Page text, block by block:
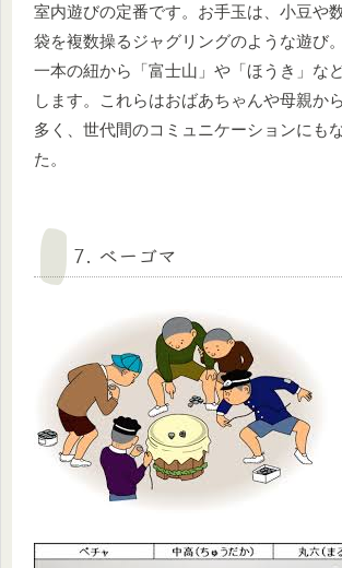
室内遊びの定番です。お手玉は、小豆や
袋を複数操るジャグリングのような遊び
一本の紐から「富士山」や「ほうき」な
します。これらはおばあちゃんや母親か
多く、世代間のコミュニケーションにも
た。
7. ベーゴマ